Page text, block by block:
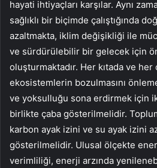
hayati ihtiyaçları karşılar. Aynı
sağlıklı bir biçimde çalıştığında
azaltmakta, iklim değişikliği ile
ve sürdürülebilir bir gelecek için
oluşturmaktadır. Her kıtada ve her
ekosistemlerin bozulmasını
ve yoksulluğu sona erdirmek için
birlikte çaba gösterilmelidir.
karbon ayak izini ve su ayak izini
gösterilmelidir. Ulusal ölçekte
verimliliği, enerji arzında